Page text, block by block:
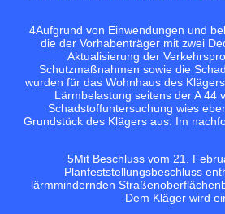
4Aufgrund von Einwendungen und
die der Vorhabenträger mit zwei
Aktualisierung der
Schutzmaßnahmen sowie die
wurden für das Wohnhaus des
Lärmbelastung seitens der A 44
Schadstoffuntersuchung wies
Grundstück des Klägers aus. Im
5Mit Beschluss vom 21.
Planfeststellungsbeschluss
lärmmindernden
Dem Kläger wird